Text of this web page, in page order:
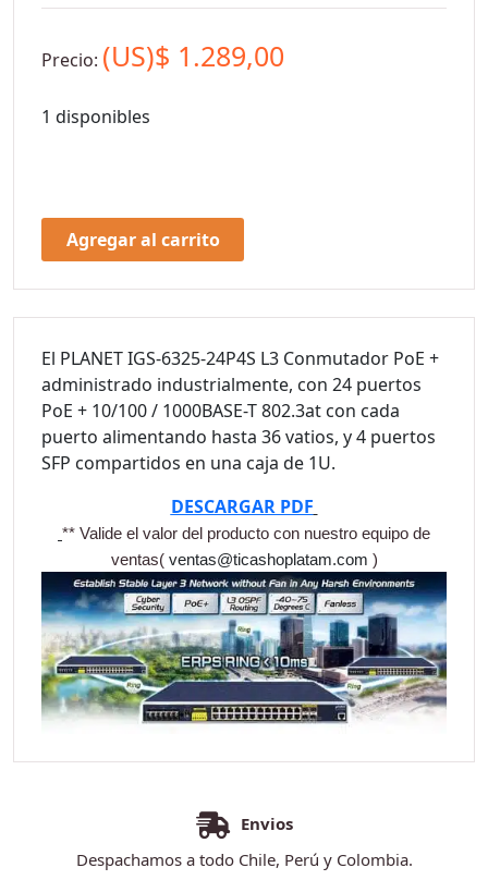
Precio: (US)$ 1.289,00
1 disponibles
Agregar al carrito
El PLANET IGS-6325-24P4S L3 Conmutador PoE +
administrado industrialmente, con 24 puertos
PoE + 10/100 / 1000BASE-T 802.3at con cada
puerto alimentando hasta 36 vatios, y 4 puertos
SFP compartidos en una caja de 1U.
DESCARGAR PDF
** Valide el valor del producto con nuestro equipo de
ventas( ventas@ticashoplatam.com )
Envios
Despachamos a todo Chile, Perú y Colombia.